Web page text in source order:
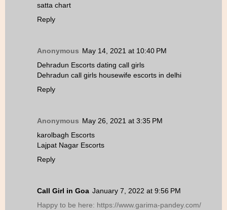
satta chart
Reply
Anonymous May 14, 2021 at 10:40 PM
Dehradun Escorts dating call girls
Dehradun call girls housewife escorts in delhi
Reply
Anonymous May 26, 2021 at 3:35 PM
karolbagh Escorts
Lajpat Nagar Escorts
Reply
Call Girl in Goa January 7, 2022 at 9:56 PM
Happy to be here: https://www.garima-pandey.com/